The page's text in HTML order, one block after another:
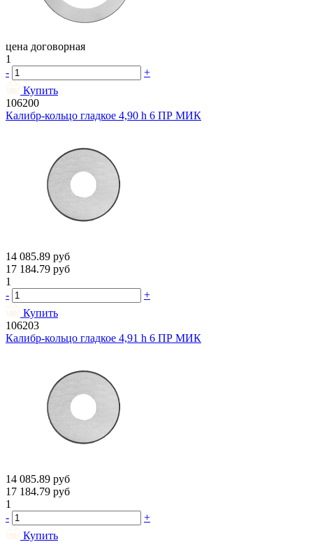
цена договорная
1
-
+
Купить
106200
Калибр-кольцо гладкое 4,90 h 6 ПР МИК
14 085.89 руб
17 184.79 руб
1
-
+
Купить
106203
Калибр-кольцо гладкое 4,91 h 6 ПР МИК
14 085.89 руб
17 184.79 руб
1
-
+
Купить